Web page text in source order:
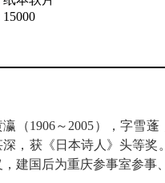
15000
瀛（1906～2005），字雪
深，获《日本诗人》头等奖
建国后为重庆参事室参事